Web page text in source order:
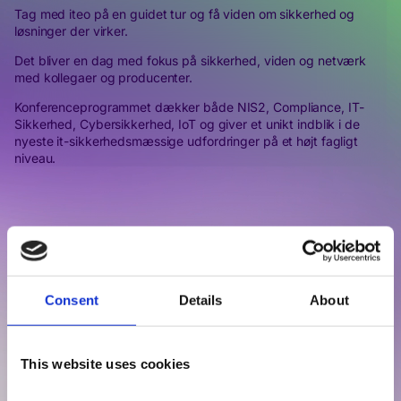
Consent Details About
This website uses cookies
Tag med iteo på en guidet tur og få viden om sikkerhed og
løsninger der virker.
Det bliver en dag med fokus på sikkerhed, viden og netværk
med kollegaer og producenter.
Konferenceprogrammet dækker både NIS2, Compliance, IT-
Sikkerhed, Cybersikkerhed, IoT og giver et unikt indblik i de
nyeste it-sikkerhedsmæssige udfordringer på et højt fagligt
niveau.
More events...